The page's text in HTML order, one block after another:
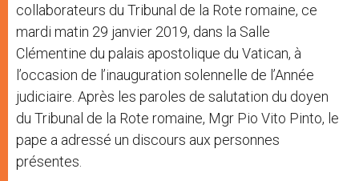
collaborateurs du Tribunal de la Rote romaine, ce
mardi matin 29 janvier 2019, dans la Salle
Clémentine du palais apostolique du Vatican, à
l’occasion de l’inauguration solennelle de l’Année
judiciaire. Après les paroles de salutation du doyen
du Tribunal de la Rote romaine, Mgr Pio Vito Pinto, le
pape a adressé un discours aux personnes
présentes.